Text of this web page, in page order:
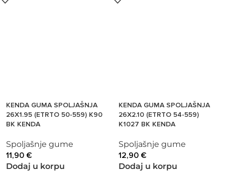
KENDA GUMA SPOLJAŠNJA
26X1.95 (ETRTO 50-559) K90
BK KENDA
Spoljašnje gume
11,90 €
Dodaj u korpu
KENDA GUMA SPOLJAŠNJA
26X2.10 (ETRTO 54-559)
K1027 BK KENDA
Spoljašnje gume
12,90 €
Dodaj u korpu